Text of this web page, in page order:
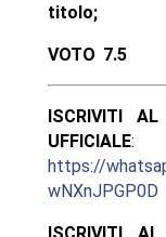
titolo;
VOTO 7.5
ISCRIVITI
UFFICIALE:
https://
wNXnJPGP0D